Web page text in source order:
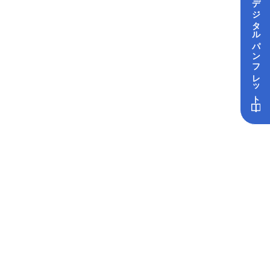
デジタル
パンフレット